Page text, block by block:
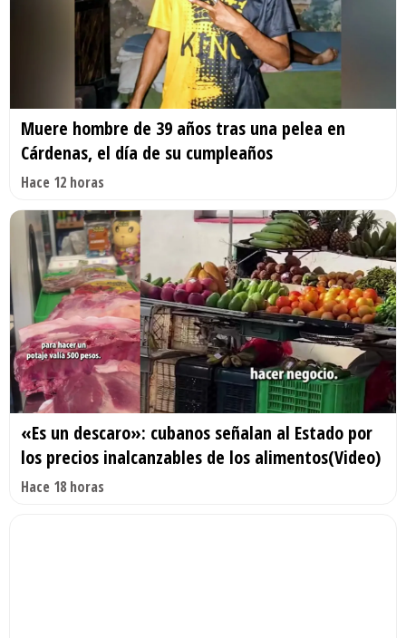
Muere hombre de 39 años tras una pelea en
Cárdenas, el día de su cumpleaños
Hace 12 horas
«Es un descaro»: cubanos señalan al Estado por
los precios inalcanzables de los alimentos(Video)
Hace 18 horas